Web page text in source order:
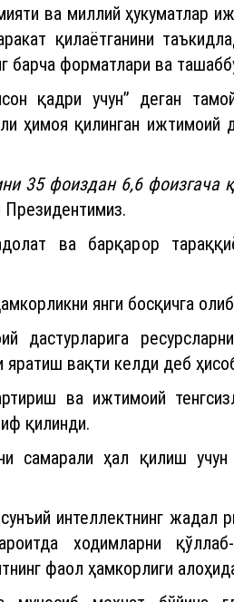
ва миллий ҳукуматлар
қилаётганини
барча форматлари ва
қадри учун” деган
ҳимоя қилинган
35 фоиздан 6,6 фоизгача
ва барқарор
янги босқичга
дастурларига
яратиш вақти келди деб
ва ижтимоий
қилинди.
самарали ҳал қилиш
интеллектнинг
ходимларни
фаол ҳамкорлиги